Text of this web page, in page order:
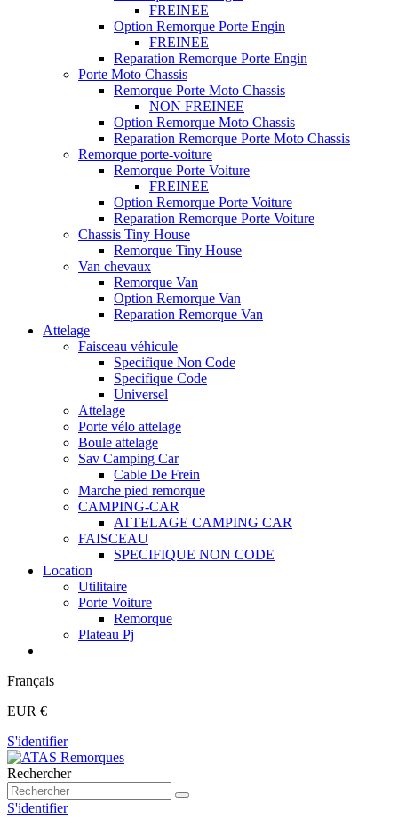
FREINEE
Option Remorque Porte Engin
FREINEE
Reparation Remorque Porte Engin
Porte Moto Chassis
Remorque Porte Moto Chassis
NON FREINEE
Option Remorque Moto Chassis
Reparation Remorque Porte Moto Chassis
Remorque porte-voiture
Remorque Porte Voiture
FREINEE
Option Remorque Porte Voiture
Reparation Remorque Porte Voiture
Chassis Tiny House
Remorque Tiny House
Van chevaux
Remorque Van
Option Remorque Van
Reparation Remorque Van
Attelage
Faisceau véhicule
Specifique Non Code
Specifique Code
Universel
Attelage
Porte vélo attelage
Boule attelage
Sav Camping Car
Cable De Frein
Marche pied remorque
CAMPING-CAR
ATTELAGE CAMPING CAR
FAISCEAU
SPECIFIQUE NON CODE
Location
Utilitaire
Porte Voiture
Remorque
Plateau Pj
Français
EUR €
S'identifier
Rechercher
S'identifier